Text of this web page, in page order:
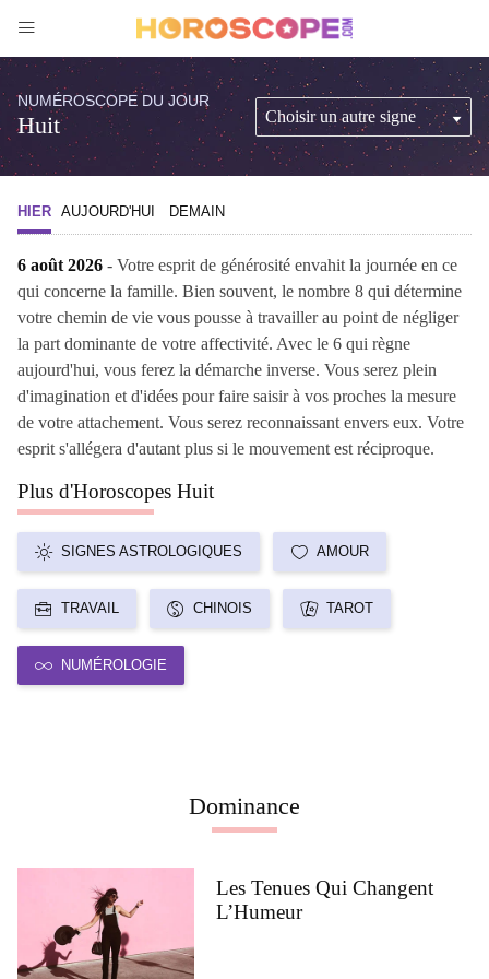
NUMÉROSCOPE DU JOUR
Huit
HIER AUJOURD'HUI DEMAIN
6 août 2026 - Votre esprit de générosité envahit la journée en ce
qui concerne la famille. Bien souvent, le nombre 8 qui détermine
votre chemin de vie vous pousse à travailler au point de négliger
la part dominante de votre affectivité. Avec le 6 qui règne
aujourd'hui, vous ferez la démarche inverse. Vous serez plein
d'imagination et d'idées pour faire saisir à vos proches la mesure
de votre attachement. Vous serez reconnaissant envers eux. Votre
esprit s'allégera d'autant plus si le mouvement est réciproque.
Plus d'Horoscopes Huit
SIGNES ASTROLOGIQUES AMOUR
TRAVAIL CHINOIS TAROT
NUMÉROLOGIE
Dominance
Les Tenues Qui Changent
L’Humeur